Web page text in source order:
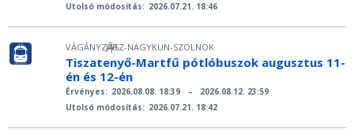
Utolsó módosítás: 2026.07.21. 18:46
VÁGÁNYZÁR
|
JÁSZ-NAGYKUN-SZOLNOK
Tiszatenyő-Martfű pótlóbuszok augusztus 11-
én és 12-én
Érvényes: 2026.08.08. 18:39 –
2026.08.12. 23:59
Utolsó módosítás: 2026.07.21. 18:42